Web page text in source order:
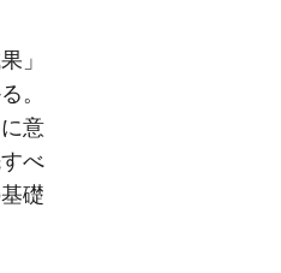
」
。
意
べ
礎